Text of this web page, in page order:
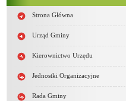
Strona Główna
Urząd Gminy
Kierownictwo Urzędu
Jednostki Organizacyjne
Rada Gminy